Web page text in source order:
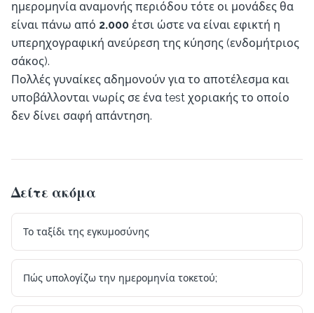
ημερομηνία αναμονής περιόδου τότε οι μονάδες θα
είναι πάνω από 2.000 έτσι ώστε να είναι εφικτή η
υπερηχογραφική ανεύρεση της κύησης (ενδομήτριος
σάκος).
Πολλές γυναίκες αδημονούν για το αποτέλεσμα και
υποβάλλονται νωρίς σε ένα test χοριακής το οποίο
δεν δίνει σαφή απάντηση.
Δείτε ακόμα
Το ταξίδι της εγκυμοσύνης
Πώς υπολογίζω την ημερομηνία τοκετού;